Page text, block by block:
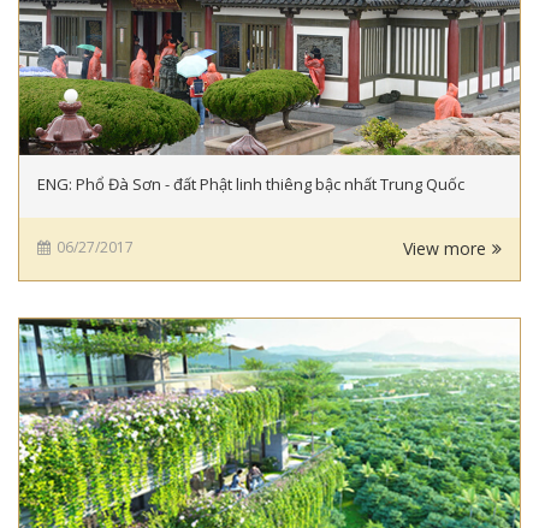
ENG: Phổ Đà Sơn - đất Phật linh thiêng bậc nhất Trung Quốc
06/27/2017 View more